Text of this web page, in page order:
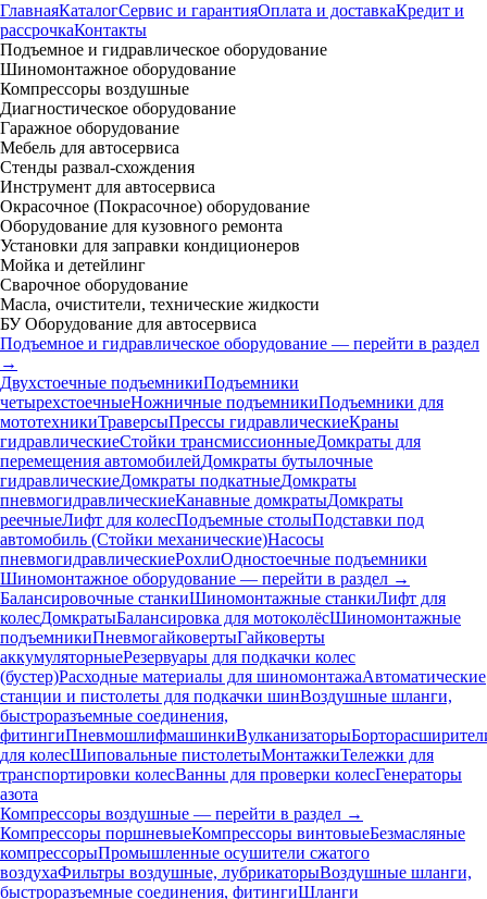
ГлавнаяКаталогСервис и гарантияОплата и доставкаКредит и
рассрочкаКонтакты
Подъемное и гидравлическое оборудование
Шиномонтажное оборудование
Компрессоры воздушные
Диагностическое оборудование
Гаражное оборудование
Мебель для автосервиса
Стенды развал-схождения
Инструмент для автосервиса
Окрасочное (Покрасочное) оборудование
Оборудование для кузовного ремонта
Установки для заправки кондиционеров
Мойка и детейлинг
Сварочное оборудование
Масла, очистители, технические жидкости
БУ Оборудование для автосервиса
Подъемное и гидравлическое оборудование — перейти в раздел
→
Двухстоечные подъемникиПодъемники
четырехстоечныеНожничные подъемникиПодъемники для
мототехникиТраверсыПрессы гидравлическиеКраны
гидравлическиеСтойки трансмиссионныеДомкраты для
перемещения автомобилейДомкраты бутылочные
гидравлическиеДомкраты подкатныеДомкраты
пневмогидравлическиеКанавные домкратыДомкраты
реечныеЛифт для колесПодъемные столыПодставки под
автомобиль (Стойки механические)Насосы
пневмогидравлическиеРохлиОдностоечные подъемники
Шиномонтажное оборудование — перейти в раздел →
Балансировочные станкиШиномонтажные станкиЛифт для
колесДомкратыБалансировка для мотоколёсШиномонтажные
подъемникиПневмогайковертыГайковерты
аккумуляторныеРезервуары для подкачки колес
(бустер)Расходные материалы для шиномонтажаАвтоматические
станции и пистолеты для подкачки шинВоздушные шланги,
быстроразъемные соединения,
фитингиПневмошлифмашинкиВулканизаторы
для колесШиповальные пистолетыМонтажкиТележки для
транспортировки колесВанны для проверки колесГенераторы
азота
Компрессоры воздушные — перейти в раздел →
Компрессоры поршневыеКомпрессоры винтовыеБезмасляные
компрессорыПромышленные осушители сжатого
воздухаФильтры воздушные, лубрикаторыВоздушные шланги,
быстроразъемные соединения, фитингиШланги